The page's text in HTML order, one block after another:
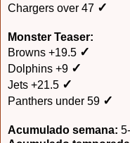
Chargers over 47 ✓
Monster Teaser:
Browns +19.5 ✓
Dolphins +9 ✓
Jets +21.5 ✓
Panthers under 59 ✓
Acumulado semana: